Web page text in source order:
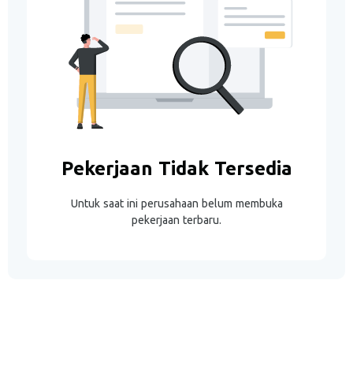
Pekerjaan Tidak Tersedia
Untuk saat ini perusahaan belum membuka
pekerjaan terbaru.